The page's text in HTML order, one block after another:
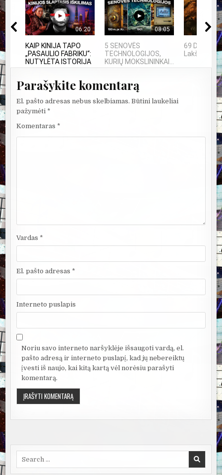
06:20
KAIP KINIJA TAPO
„PASAULIO FABRIKU“:
NUTYLĖTA ISTORIJA
08:05
5 SENOVĖS
TECHNOLOGIJOS,
KURIŲ MOKSLININKAI...
69 Danguje
Lakštutė
Parašykite komentarą
El. pašto adresas nebus skelbiamas. Būtini laukeliai
pažymėti *
Komentaras *
Vardas *
El. pašto adresas *
Interneto puslapis
Noriu savo interneto naršyklėje išsaugoti vardą, el.
pašto adresą ir interneto puslapį, kad jų nebereiktų
įvesti iš naujo, kai kitą kartą vėl norėsiu parašyti
komentarą.